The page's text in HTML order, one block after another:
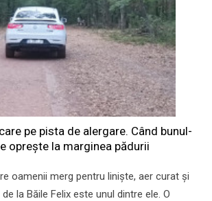
pe pista de alergare. Când bunul-
oprește la marginea pădurii
oamenii merg pentru liniște, aer curat și
la Băile Felix este unul dintre ele. O